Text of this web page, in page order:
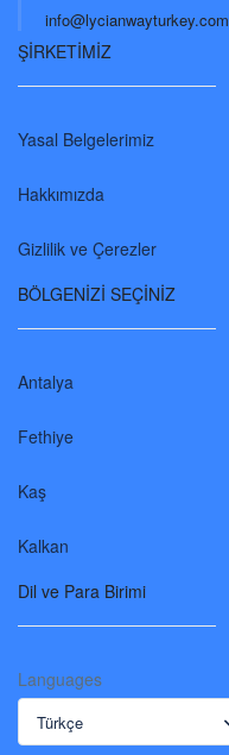
info@lycianwayturkey.com
ŞİRKETİMİZ
Yasal Belgelerimiz
Hakkımızda
Gizlilik ve Çerezler
BÖLGENİZİ SEÇİNİZ
Antalya
Fethiye
Kaş
Kalkan
Dil ve Para Birimi
Languages
Türkçe